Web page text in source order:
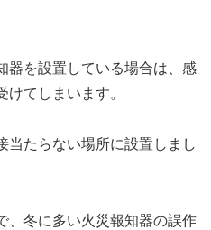
器を設置している場合は、感
てしまいます。
当たらない場所に設置しまし
、冬に多い火災報知器の誤作